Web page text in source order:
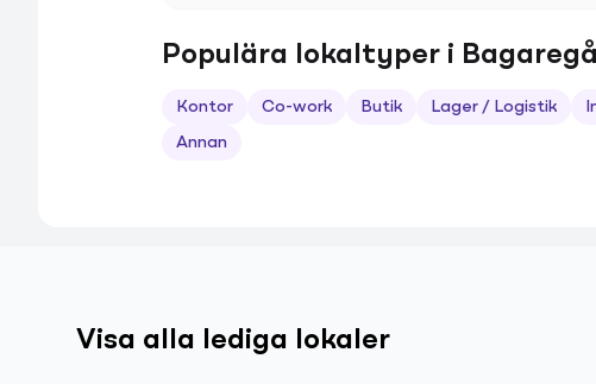
Populära lokaltyper i
Kontor Co-work Butik Lager / Logistik
Annan
Visa alla lediga lokaler